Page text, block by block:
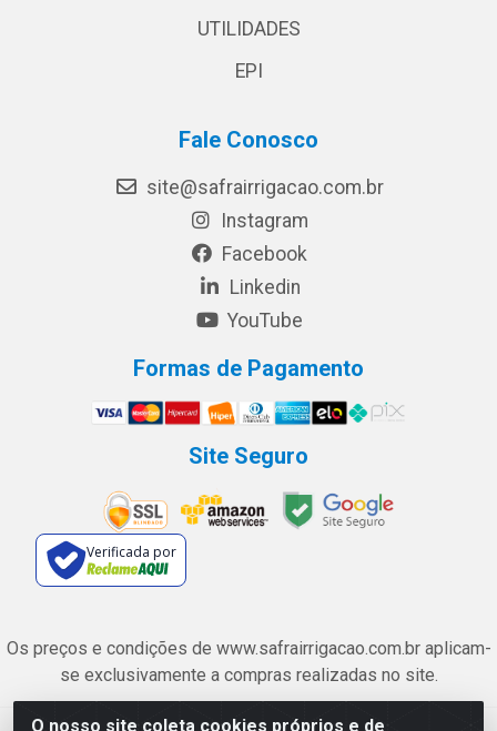
O nosso site coleta cookies próprios e de
UTILIDADES
EPI
Fale Conosco
site@safrairrigacao.com.br
Instagram
Facebook
Linkedin
YouTube
Formas de Pagamento
Site Seguro
Verificada por
Os preços e condições de www.safrairrigacao.com.br aplicam-
se exclusivamente a compras realizadas no site.